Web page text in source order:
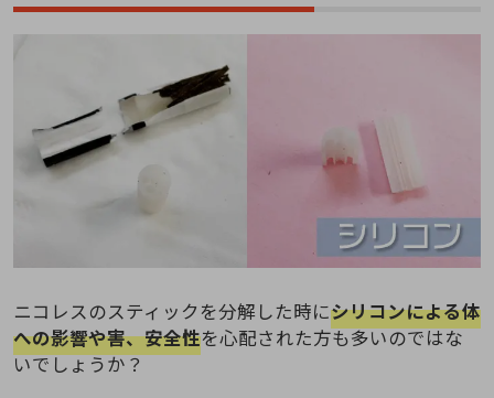
ニコレスのスティックを分解した時にシリコンによる体
への影響や害、安全性を心配された方も多いのではな
いでしょうか？